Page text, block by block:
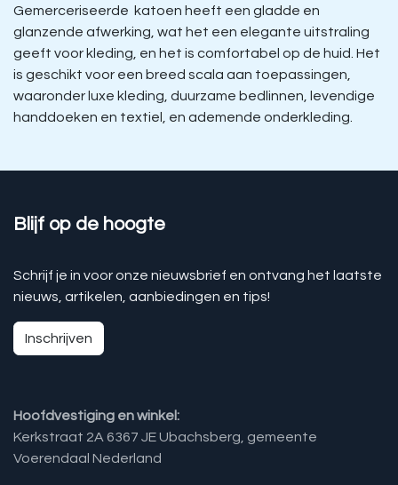
Gemerceriseerde katoen heeft een gladde en
glanzende afwerking, wat het een elegante uitstraling
geeft voor kleding, en het is comfortabel op de huid. Het
is geschikt voor een breed scala aan toepassingen,
waaronder luxe kleding, duurzame bedlinnen, levendige
handdoeken en textiel, en ademende onderkleding.
Blijf op de hoogte
Schrijf je in voor onze nieuwsbrief en ontvang het laatste
nieuws, artikelen, aanbiedingen en tips!
Inschrijven
Hoofdvestiging en winkel:
Kerkstraat 2A 6367 JE Ubachsberg, gemeente
Voerendaal Nederland